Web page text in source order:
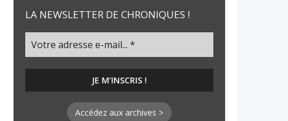
LA NEWSLETTER DE CHRONIQUES !
Accédez aux archives >